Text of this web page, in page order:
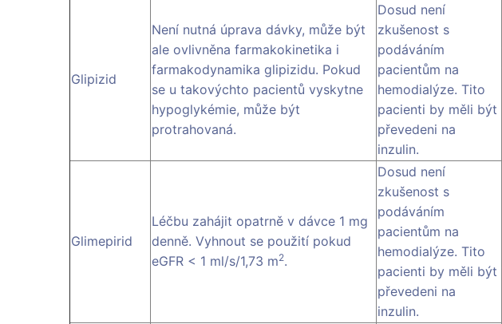
Glipizid
Není nutná úprava dávky, může být
ale ovlivněna farmakokinetika i
farmakodynamika glipizidu. Pokud
se u takovýchto pacientů vyskytne
hypoglykémie, může být
protrahovaná.
Dosud není
zkušenost s
podáváním
pacientům na
hemodialýze. Tito
pacienti by měli být
převedeni na
inzulin.
Glimepirid
Léčbu zahájit opatrně v dávce 1 mg
denně. Vyhnout se použití pokud
eGFR < 1 ml/s/1,73 m2.
Dosud není
zkušenost s
podáváním
pacientům na
hemodialýze. Tito
pacienti by měli být
převedeni na
inzulin.